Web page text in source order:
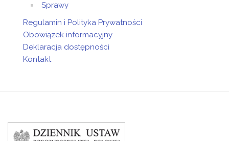
Sprawy
Regulamin i Polityka Prywatności
Obowiązek informacyjny
Deklaracja dostępności
Kontakt